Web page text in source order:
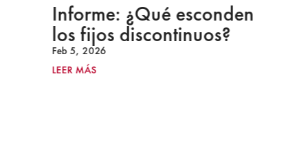
Informe: ¿Qué esconden
los fijos discontinuos?
Feb 5, 2026
LEER MÁS